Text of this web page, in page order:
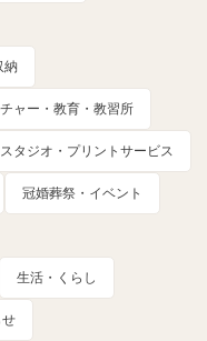
納
ャー・教育・教習所
タジオ・プリントサービス
冠婚葬祭・イベント
生活・くらし